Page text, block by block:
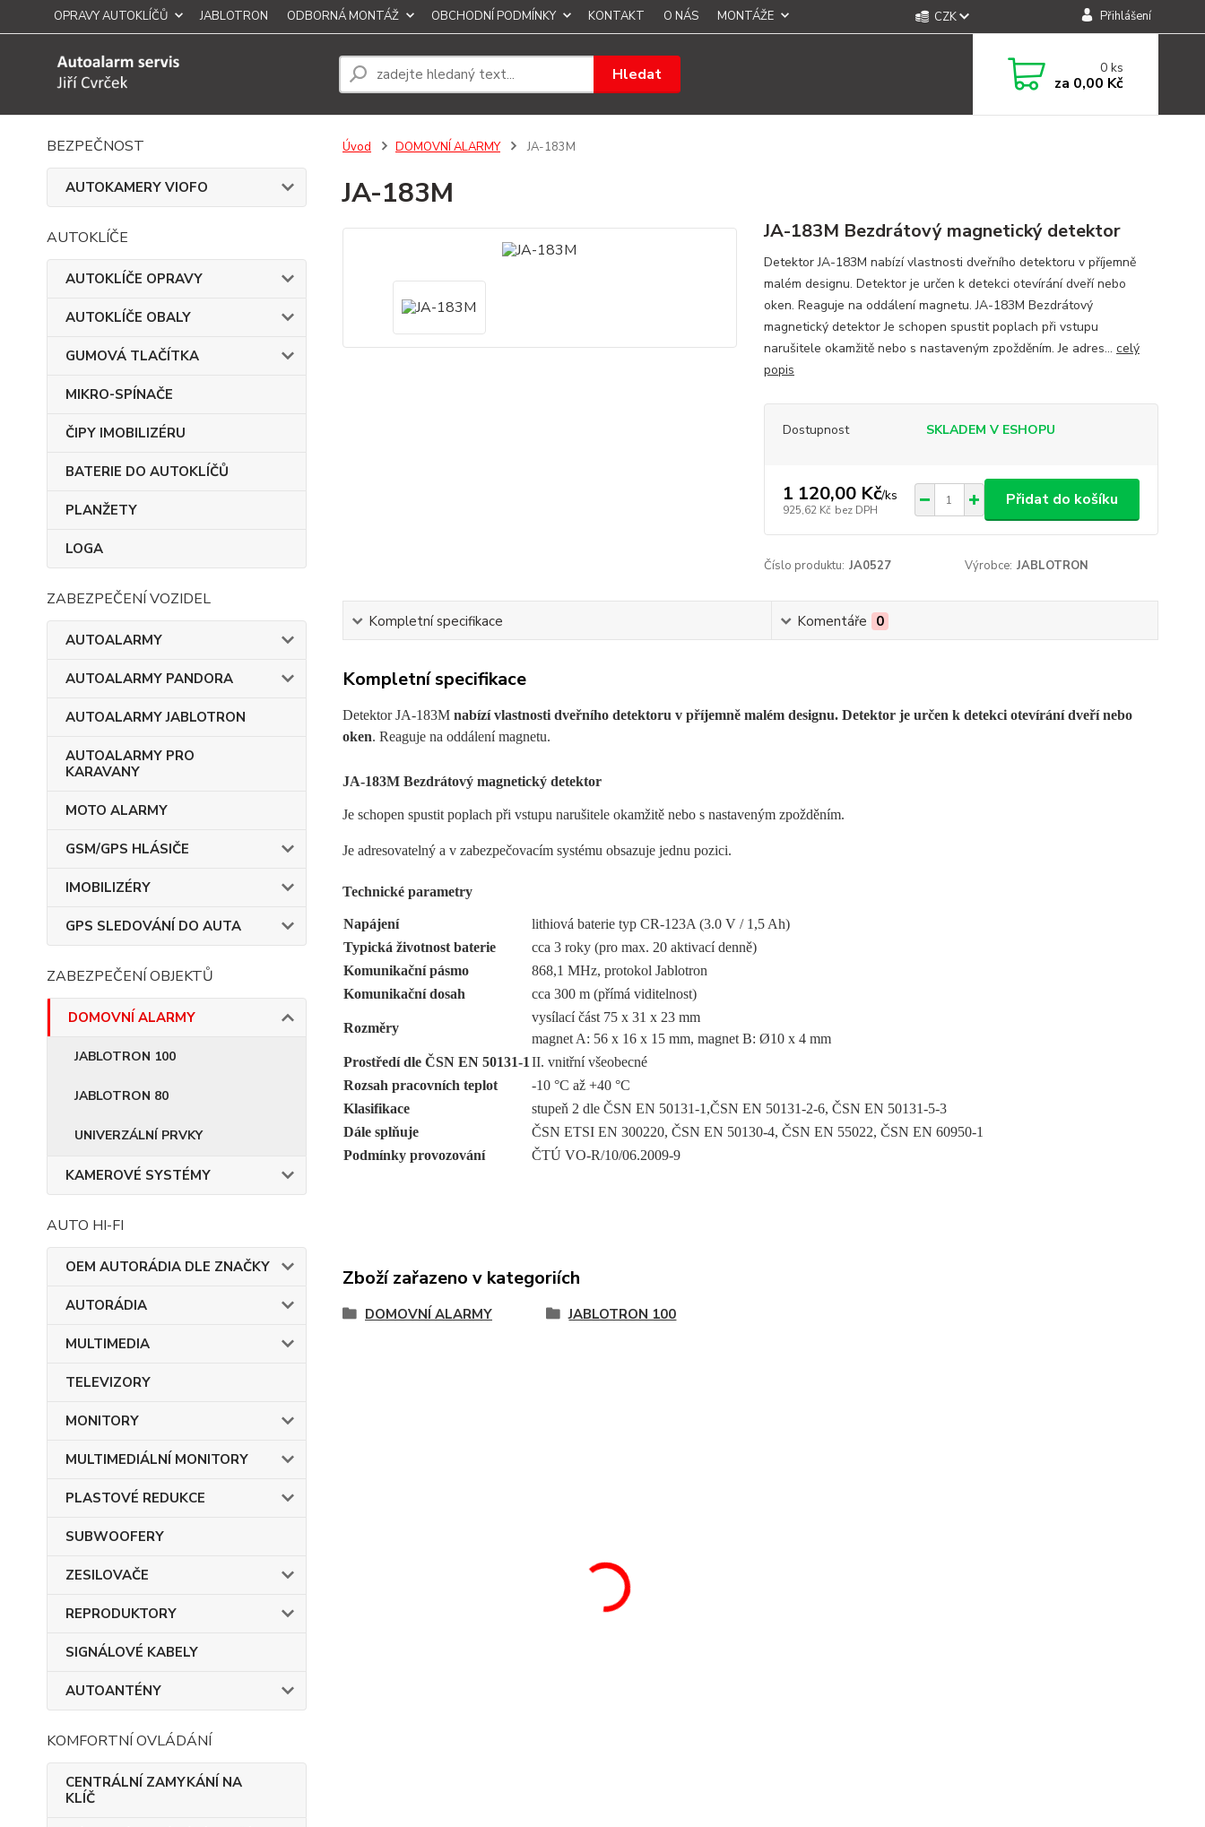
OPRAVY AUTOKLÍČŮ JABLOTRON ODBORNÁ MONTÁŽ OBCHODNÍ PODMÍNKY KONTAKT O NÁS MONTÁŽE CZK Přihlášení
Hledat 0ks
za 0,00 Kč
BEZPEČNOST
AUTOKAMERY VIOFO
AUTOKLÍČE
AUTOKLÍČE OPRAVY
AUTOKLÍČE OBALY
GUMOVÁ TLAČÍTKA
MIKRO-SPÍNAČE
ČIPY IMOBILIZÉRU
BATERIE DO AUTOKLÍČŮ
PLANŽETY
LOGA
ZABEZPEČENÍ VOZIDEL
AUTOALARMY
AUTOALARMY PANDORA
AUTOALARMY JABLOTRON
AUTOALARMY PRO
KARAVANY
MOTO ALARMY
GSM/GPS HLÁSIČE
IMOBILIZÉRY
GPS SLEDOVÁNÍ DO AUTA
ZABEZPEČENÍ OBJEKTŮ
DOMOVNÍ ALARMY
JABLOTRON 100
JABLOTRON 80
UNIVERZÁLNÍ PRVKY
KAMEROVÉ SYSTÉMY
AUTO HI-FI
OEM AUTORÁDIA DLE ZNAČKY
AUTORÁDIA
MULTIMEDIA
TELEVIZORY
MONITORY
MULTIMEDIÁLNÍ MONITORY
PLASTOVÉ REDUKCE
SUBWOOFERY
ZESILOVAČE
REPRODUKTORY
SIGNÁLOVÉ KABELY
AUTOANTÉNY
KOMFORTNÍ OVLÁDÁNÍ
CENTRÁLNÍ ZAMYKÁNÍ NA
KLÍČ
Úvod DOMOVNÍ ALARMY JA-183M
JA-183M
JA-183M Bezdrátový magnetický detektor
Detektor JA-183M nabízí vlastnosti dveřního detektoru v příjemně
malém designu. Detektor je určen k detekci otevírání dveří nebo
oken. Reaguje na oddálení magnetu. JA-183M Bezdrátový
magnetický detektor Je schopen spustit poplach při vstupu
narušitele okamžitě nebo s nastaveným zpožděním. Je adres... celý
popis
Dostupnost SKLADEM V ESHOPU
1 120,00 Kč/ks
925,62 Kč bez DPH
Přidat do košíku
Číslo produktu: JA0527 Výrobce: JABLOTRON
Kompletní specifikace Komentáře 0
Kompletní specifikace
Detektor JA-183M nabízí vlastnosti dveřního detektoru v příjemně malém designu. Detektor je určen k detekci otevírání dveří nebo
oken. Reaguje na oddálení magnetu.
JA-183M Bezdrátový magnetický detektor
Je schopen spustit poplach při vstupu narušitele okamžitě nebo s nastaveným zpožděním.
Je adresovatelný a v zabezpečovacím systému obsazuje jednu pozici.
Technické parametry
Napájení
lithiová baterie typ CR-123A (3.0 V / 1,5 Ah)
Typická životnost baterie
cca 3 roky (pro max. 20 aktivací denně)
Komunikační pásmo
868,1 MHz, protokol Jablotron
Komunikační dosah
cca 300 m (přímá viditelnost)
Rozměry
vysílací část 75 x 31 x 23 mm
magnet A: 56 x 16 x 15 mm, magnet B: Ø10 x 4 mm
Prostředí dle ČSN EN 50131-1 II. vnitřní všeobecné
Rozsah pracovních teplot
-10 °C až +40 °C
Klasifikace
stupeň 2 dle ČSN EN 50131-1,ČSN EN 50131-2-6, ČSN EN 50131-5-3
Dále splňuje
ČSN ETSI EN 300220, ČSN EN 50130-4, ČSN EN 55022, ČSN EN 60950-1
Podmínky provozování
ČTÚ VO-R/10/06.2009-9
Zboží zařazeno v kategoriích
DOMOVNÍ ALARMY JABLOTRON 100